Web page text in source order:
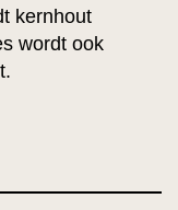
kernhout
wordt ook